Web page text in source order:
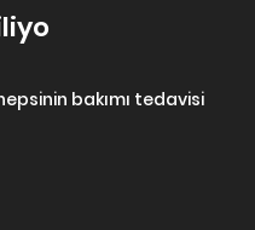
bakımı tedavisi